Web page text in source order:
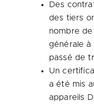
Des
des tiers
nombre
générale à
passé de
Un
a été mis
appareils